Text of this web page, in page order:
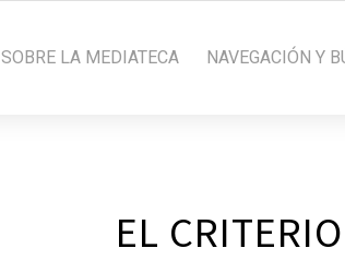
SOBRE LA MEDIATECA NAVEGACIÓN Y
EL